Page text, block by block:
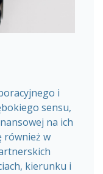
i
sensu,
na ich
również w
kierunku i